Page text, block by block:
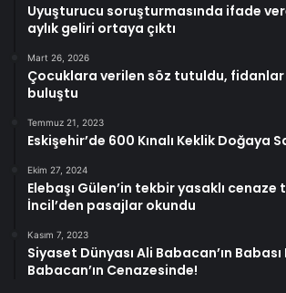
Uyuşturucu soruşturmasında ifade
aylık geliri ortaya çıktı
Mart 26, 2026
Çocuklara verilen söz tutuldu,
buluştu
Temmuz 21, 2023
Eskişehir’de 600 Kınalı Keklik Doğaya
Ekim 27, 2024
Elebaşı Gülen’in tekbir yasaklı
İncil’den pasajlar okundu
Kasım 7, 2023
Siyaset Dünyası Ali Babacan’ın Babası
Babacan’ın Cenazesinde!